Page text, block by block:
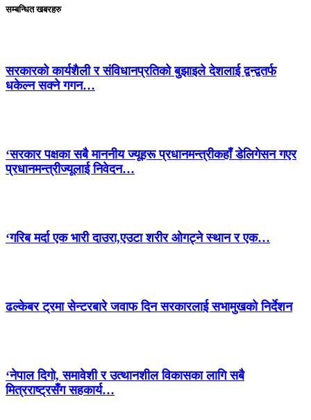
सम्बन्धित खबरहरु
सरकारको कार्यशैली र संविधानप्रतिको बुझाइले देशलाई द्वन्द्वतर्फ
धकेल्न सक्ने गगन…
‘सरकार पक्षका सबै माननीय ज्यूहरू प्रधानमन्त्रीकहाँ डेलिगेसन गएर
प्रधानमन्त्रीज्यूलाई निवेदन…
‘गरिब मर्दा एक भारी दाउरा,एउटा शरीर ओगट्ने स्थान र एक…
ढल्केबर ट्रमा सेन्टरबारे जवाफ दिन सरकारलाई सभामुखको निर्देशन
‘नेपाल दिगो, समावेशी र उत्थानशील विकासका लागि सबै
मित्रराष्ट्रसँग सहकार्य…